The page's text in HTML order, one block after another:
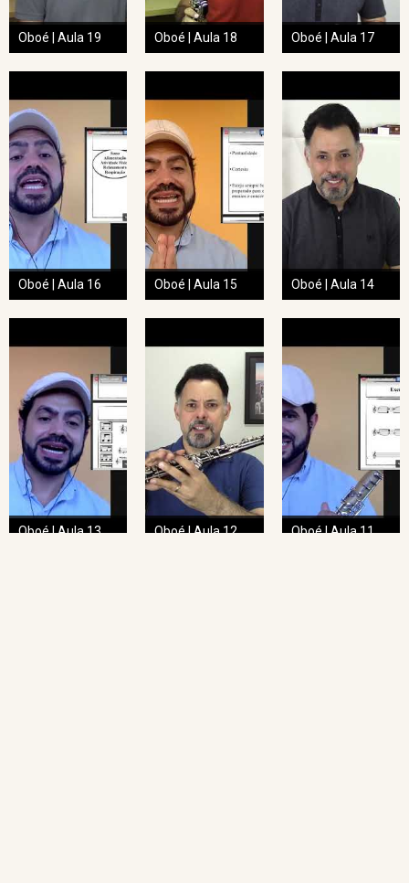
Oboé | Aula 19 Oboé | Aula 18 Oboé | Aula 17
Oboé | Aula 16 Oboé | Aula 15 Oboé | Aula 14
Oboé | Aula 13 Oboé | Aula 12 Oboé | Aula 11